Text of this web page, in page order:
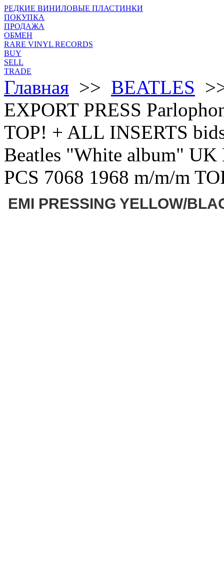
РЕДКИЕ ВИНИЛОВЫЕ ПЛАСТИНКИ
ПОКУПКА
ПРОДАЖА
ОБМЕН
RARE VINYL RECORDS
BUY
SELL
TRADE
Главная >> BEATLES
EXPORT PRESS
TOP! + ALL INSERTS
Beatles "White album" UK
PCS 7068 1968 m/m/m
EMI PRESSING YELLOW/